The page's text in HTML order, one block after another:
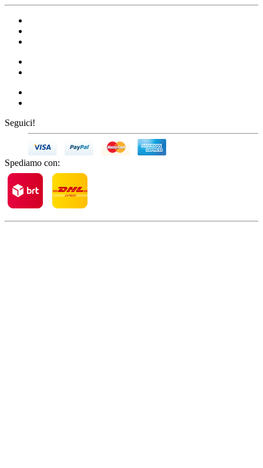
Seguici!
Spediamo con: